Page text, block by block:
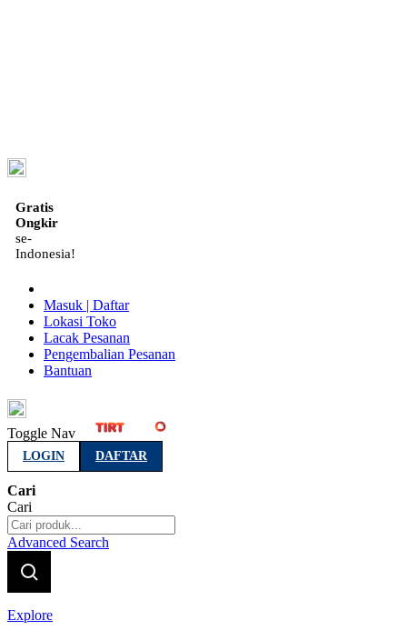
Gratis
Ongkir
se-
Indonesia!
Masuk | Daftar
Lokasi Toko
Lacak Pesanan
Pengembalian Pesanan
Bantuan
Toggle Nav
LOGIN DAFTAR
Cari
Cari
Advanced Search
Explore